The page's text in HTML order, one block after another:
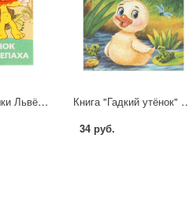
Книжки-малышки Львёнок и Черепаха. Союзмультфильм, 65х83 мм, 8 стр. УМка 978-5-506-11407-9
Книга "Гадкий утёнок" Андерсен Г. Х. Любимые
34 руб.